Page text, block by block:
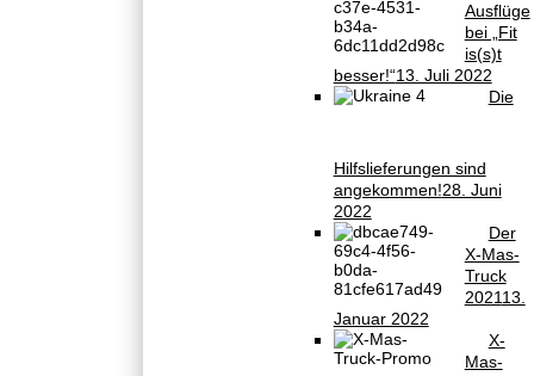
Ausflüge
bei „Fit
is(s)t
besser!“13. Juli 2022
Die
Hilfslieferungen sind
angekommen!28. Juni
2022
Der
X-Mas-
Truck
202113.
Januar 2022
X-
Mas-